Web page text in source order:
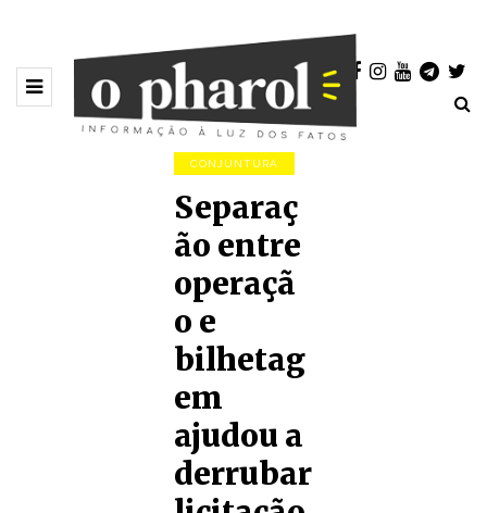
CONJUNTURA
Separaç
ão entre
operaçã
o e
bilhetag
em
ajudou a
derrubar